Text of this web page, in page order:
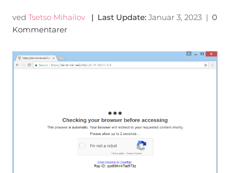
ved Tsetso Mihailov | Last Update: Januar 3, 2023| 0
Kommentarer